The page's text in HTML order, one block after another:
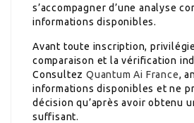
s’accompagner d’une analyse
informations disponibles.
Avant toute inscription,
comparaison et la vérification
Consultez Quantum Ai France,
informations disponibles et ne
décision qu’après avoir obtenu
suffisant.